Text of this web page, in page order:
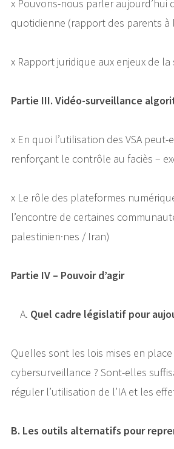
x Pouvons-nous parler aujourd’hui
quotidienne (rapport des parents à
x Rapport juridique aux enjeux de
Partie III. Vidéo-surveillance
x En quoi l’utilisation des VSA
renforçant le contrôle au faciès –
x Le rôle des plateformes
l’encontre de certaines
palestinien·nes / Iran)
Partie IV – Pouvoir d’agir
Quel cadre législatif pour
Quelles sont les lois mises en
cybersurveillance ? Sont-elles
réguler l’utilisation de l’IA et les
B. Les outils alternatifs pour